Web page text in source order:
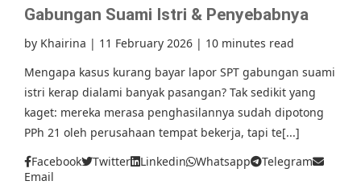
Gabungan Suami Istri & Penyebabnya
by Khairina | 11 February 2026 | 10 minutes read
Mengapa kasus kurang bayar lapor SPT gabungan suami
istri kerap dialami banyak pasangan? Tak sedikit yang
kaget: mereka merasa penghasilannya sudah dipotong
PPh 21 oleh perusahaan tempat bekerja, tapi te[...]
Facebook
Twitter Linkedin Whatsapp
Telegram
Email